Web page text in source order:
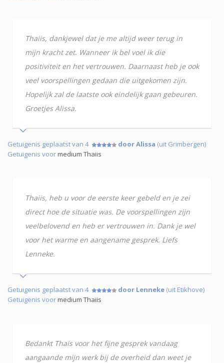
Thaiis, dankjewel dat je me altijd weer terug in
mijn kracht zet. Wanneer ik bel voel ik die
positiviteit en het vertrouwen. Daarnaast heb je ook
veel voorspellingen gedaan die uitgekomen zijn.
Hopelijk zal de laatste ook eindelijk gaan gebeuren.
Groetjes Alissa.
Getuigenis geplaatst van 4 door Alissa (uit Grimbergen)
Getuigenis voormedium Thaiis
Thaiis, heb u voor de eerste keer gebeld en je zei
direct hoe de situatie was. De voorspellingen zijn
veelbelovend en heb er vertrouwen in. Dank je wel
voor het warme en aangename gesprek. Liefs
Lenneke.
Getuigenis geplaatst van 4 door Lenneke (uit Etikhove)
Getuigenis voormedium Thaiis
Bedankt Thais voor het fijne gesprek vandaag
aangaande mijn werk bij de overheid dan weet je